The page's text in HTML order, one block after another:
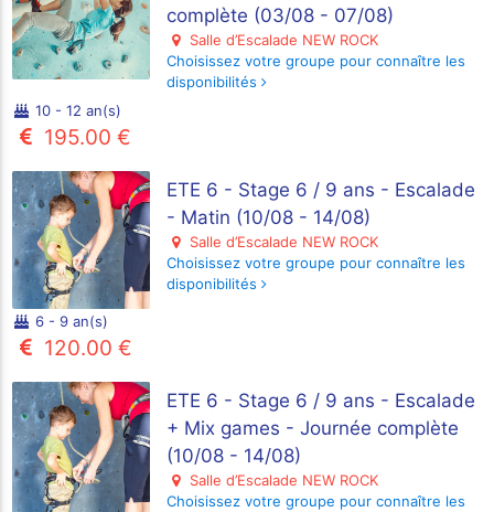
complète (03/08 - 07/08)
Salle d’Escalade NEW ROCK
Choisissez votre groupe pour connaître les
disponibilités
10 - 12 an(s)
195.00 €
ETE 6 - Stage 6 / 9 ans - Escalade
- Matin (10/08 - 14/08)
Salle d’Escalade NEW ROCK
Choisissez votre groupe pour connaître les
disponibilités
6 - 9 an(s)
120.00 €
ETE 6 - Stage 6 / 9 ans - Escalade
+ Mix games - Journée complète
(10/08 - 14/08)
Salle d’Escalade NEW ROCK
Choisissez votre groupe pour connaître les